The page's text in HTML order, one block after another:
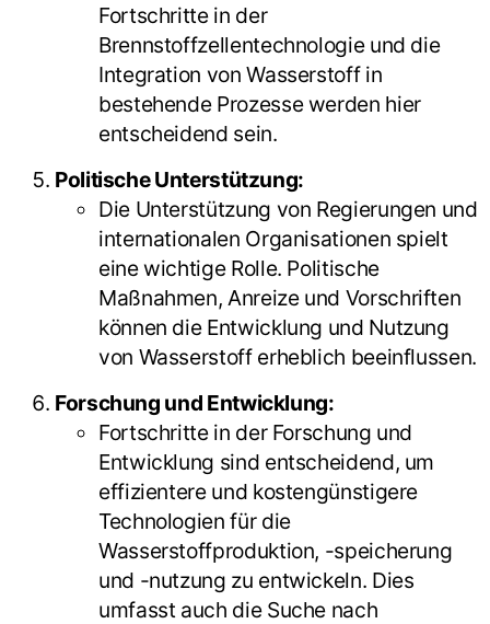
Fortschritte in der
Brennstoffzellentechnologie und die
Integration von Wasserstoff in
bestehende Prozesse werden hier
entscheidend sein.
Politische Unterstützung:
Die Unterstützung von Regierungen und
internationalen Organisationen spielt
eine wichtige Rolle. Politische
Maßnahmen, Anreize und Vorschriften
können die Entwicklung und Nutzung
von Wasserstoff erheblich beeinflussen.
Forschung und Entwicklung:
Fortschritte in der Forschung und
Entwicklung sind entscheidend, um
effizientere und kostengünstigere
Technologien für die
Wasserstoffproduktion, -speicherung
und -nutzung zu entwickeln. Dies
umfasst auch die Suche nach